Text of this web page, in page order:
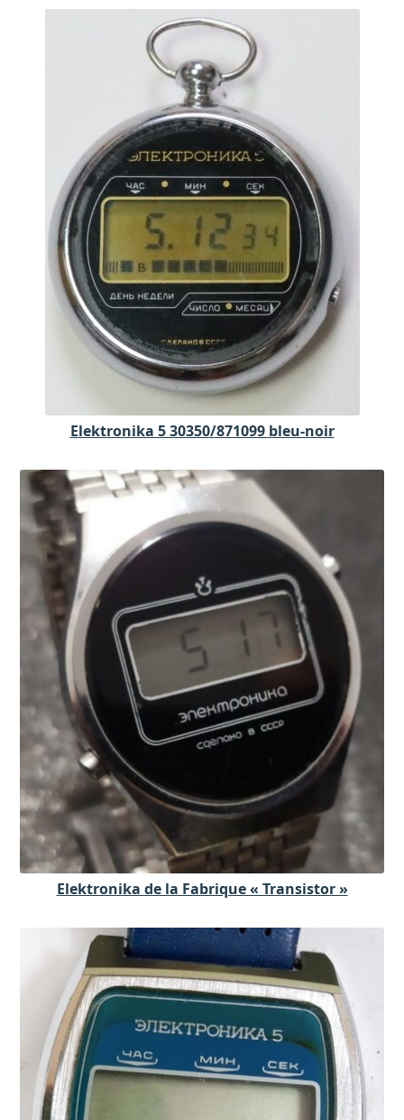
Elektronika 5 30350/871099 bleu-noir
Elektronika de la Fabrique « Transistor »